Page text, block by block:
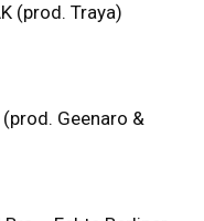
(prod. Traya)
Geenaro &